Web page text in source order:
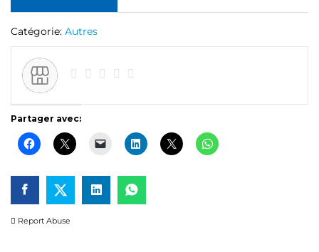
Catégorie: Autres
Partager avec:
Report Abuse